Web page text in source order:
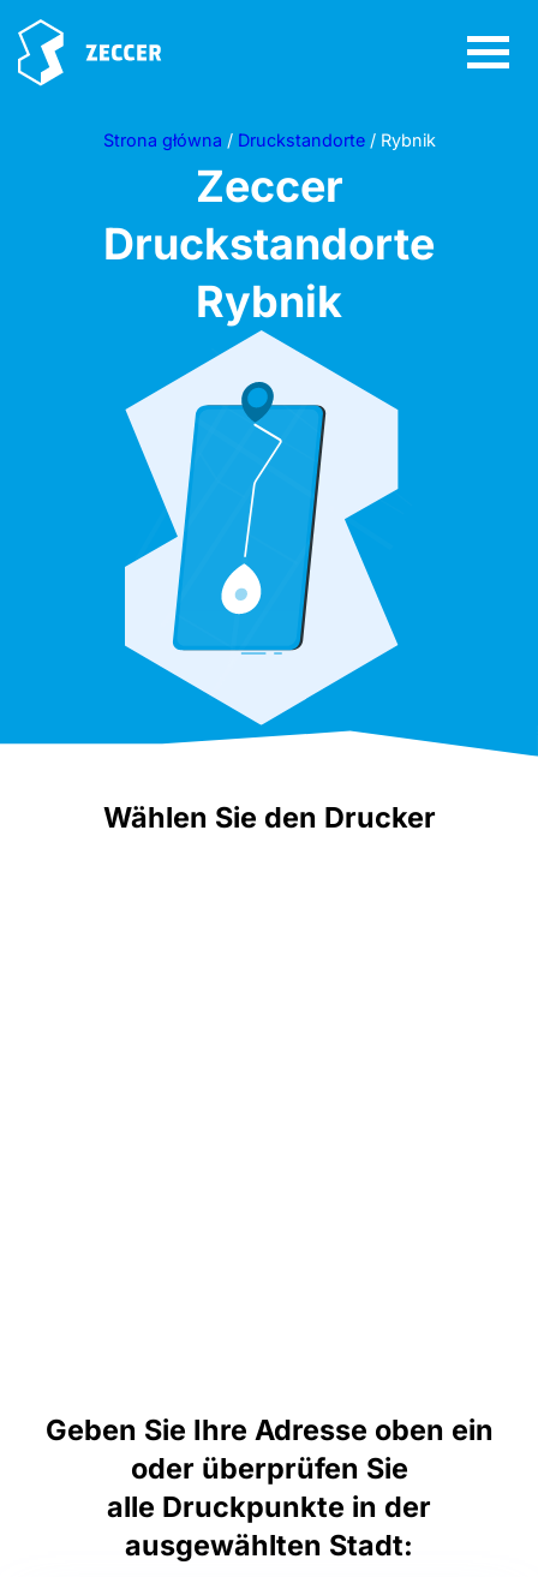
Strona główna / Druckstandorte/ Rybnik
Zeccer
Druckstandorte
Rybnik
Wählen Sie den Drucker
Geben Sie Ihre Adresse oben ein
oder überprüfen Sie
alle Druckpunkte in der
ausgewählten Stadt: